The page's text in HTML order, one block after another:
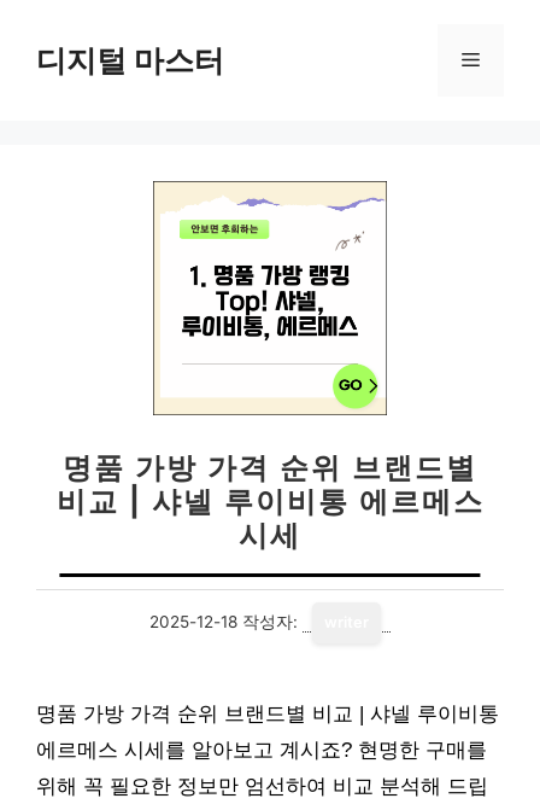
디지털 마스터 메
명품 가방 가격 순위 브랜드별
비교 | 샤넬 루이비통 에르메스
시세
2025-12-18 작성자:
명품 가방 가격 순위 브랜드별 비교 | 샤넬 루이비통
에르메스 시세를 알아보고 계시죠? 현명한 구매를
위해 꼭 필요한 정보만 엄선하여 비교 분석해 드립